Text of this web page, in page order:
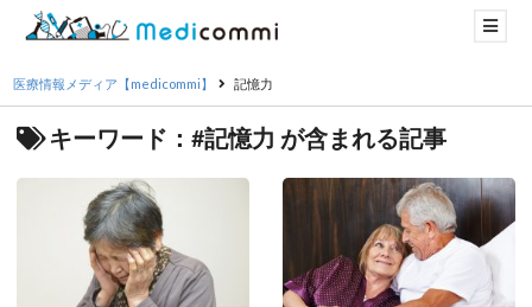
医療情報メディア【medicommi】 記憶力
キーワード：#記憶力 が含まれる記事